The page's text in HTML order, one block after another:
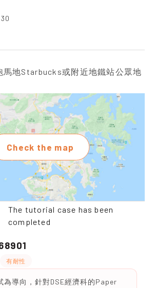
馬地Starbucks或附近地鐵站公眾地
Check the map
The tutorial case has been
completed
有耐性
為導向，針對DSE經濟科的Paper